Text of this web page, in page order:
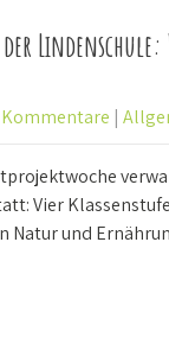
|
Vier
Natur und